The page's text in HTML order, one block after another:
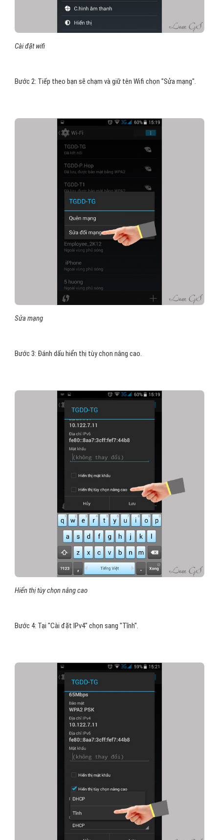
Cài đặt wifi
Bước 2: Tiếp theo bạn sẽ chạm và giữ tên Wifi chọn "Sửa mạng".
Sửa mạng
Bước 3: Đánh dấu hiển thị tùy chọn nâng cao.
Hiển thị tùy chọn nâng cao
Bước 4: Tại "Cài đặt IPv4" chọn sang "Tĩnh".